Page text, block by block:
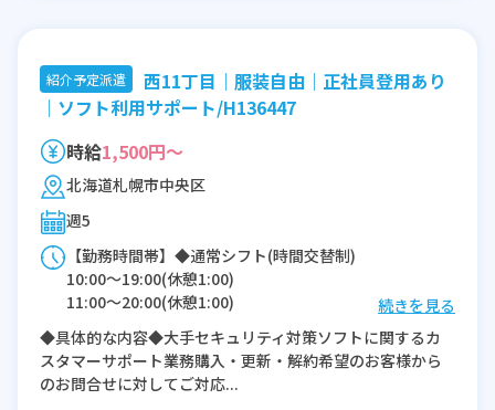
紹介予定派遣
西11丁目｜服装自由｜正社員登用あり
｜ソフト利用サポート/H136447
時給1,500円～
北海道札幌市中央区
週5
【勤務時間帯】◆通常シフト(時間交替制)
10:00〜19:00(休憩1:00)
11:00〜20:00(休憩1:00)
12:00〜21:00(休憩1:00)
※残業：5〜10時間程度/月
続きを見る
◆具体的な内容◆大手セキュリティ対策ソフトに関するカ
スタマーサポート業務購入・更新・解約希望のお客様から
のお問合せに対してご対応...